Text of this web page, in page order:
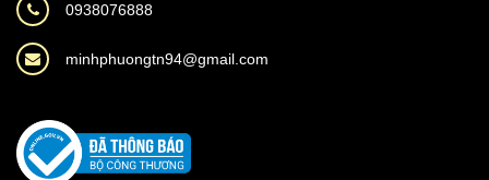
0938076888
minhphuongtn94@gmail.com